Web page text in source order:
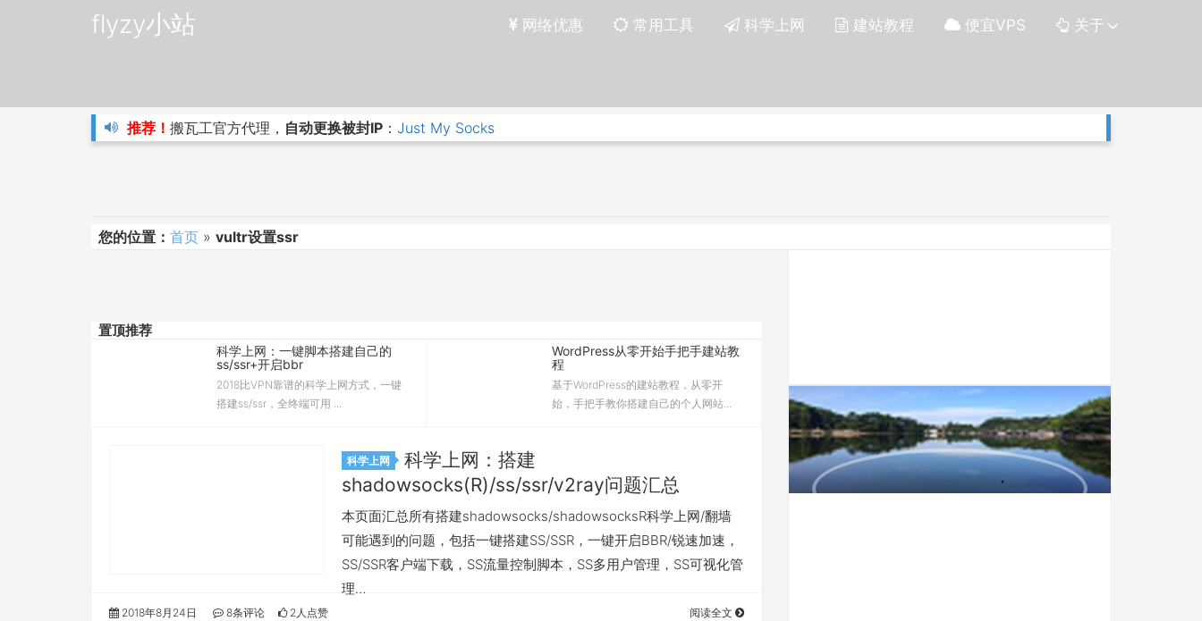
flyzy小站 网络优惠 常用工具 科学上网 建站教程 便宜VPS 关于
推荐！ 搬瓦工官方代理， 自动更换被封IP ： Just My Socks
您的位置： 首页 » vultr设置ssr
置顶推荐
科学上网：一键脚本搭建自己的
ss/ssr+开启bbr
2018比VPN靠谱的科学上网方式，一键
搭建ss/ssr，全终端可用 ...
WordPress从零开始手把手建站教
程
基于WordPress的建站教程，从零开
始，手把手教你搭建自己的个人网站...
科学上网
科学上网：搭建
shadowsocks(R)/ss/ssr/v2ray问题汇总
本页面汇总所有搭建shadowsocks/shadowsocksR科学上网/翻墙
可能遇到的问题，包括一键搭建SS/SSR，一键开启BBR/锐速加速，
SS/SSR客户端下载，SS流量控制脚本，SS多用户管理，SS可视化管
理…
2018年8月24日 8条评论 2人点赞 阅读全文